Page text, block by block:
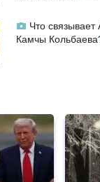
Что
Камчы